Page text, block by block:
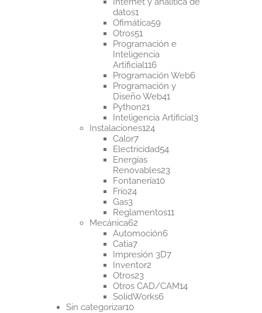
datos11
producto
Ofimática5959
Otros5151
productos
Programación e
Inteligencia
Artificial116116
productos
Programación Web66
Programación y
Diseño Web4141
Python2121
productos
Inteligencia Artificial33
Instalaciones124124
Calor77
productos
Electricidad5454
Energías
Renovables2323
Fontanería1010
Frío2424
Gas33
productos
Reglamentos1111
Mecánica6262
productos
Automoción66
Catia77
productos
Impresión 3D77
Inventor22
Otros2323
productos
Otros CAD/CAM1414
SolidWorks66
Sin categorizar1010